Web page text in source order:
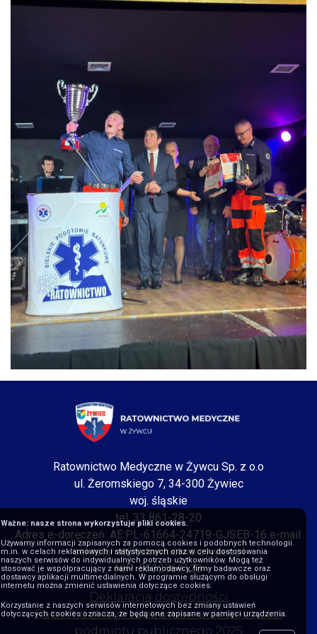
Ratownictwo Medyczne w Żywcu Sp. z o.o
ul. Żeromskiego 7, 34-300 Żywiec
woj. śląskie
tel. 33 861-28-20
Adres e-doręczeń: AE:PL-61664-24719-GJSEB-16 e-mail:
sekretariat@ratownictwo.zywiec.pl
NIP: 5532569128
Deklaracja dostępności
Raport o stanie zapewniania dostępności
podmiotu publicznego 2025
Ważne: nasze strona wykorzystuje pliki cookies.
Używamy informacji zapisanych za pomocą cookies i podobnych technologii
m.in. w celach reklamowych i statystycznych oraz w celu dostosowania
naszych serwisów do indywidualnych potrzeb użytkowników. Mogą też
stosować je współpracujący z nami reklamodawcy, firmy badawcze oraz
dostawcy aplikacji multimedialnych. W programie służącym do obsługi
internetu można zmienić ustawienia dotyczące cookies.
Korzystanie z naszych serwisów internetowych bez zmiany ustawień
dotyczących cookies oznacza, że będą one zapisane w pamięci urządzenia.